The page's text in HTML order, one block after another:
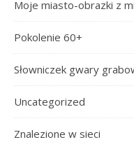
Moje miasto-obrazki z
Pokolenie 60+
Słowniczek gwary
Uncategorized
Znalezione w sieci